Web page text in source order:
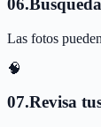
06.
Las fotos
🧠
07.Revisa